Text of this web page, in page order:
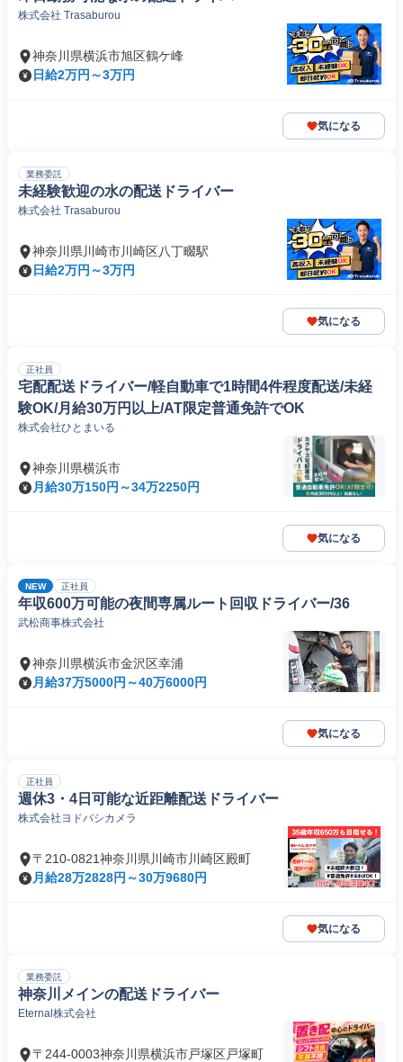
株式会社 Trasaburou
神奈川県横浜市旭区鶴ケ峰
日給2万円～3万円
気になる
業務委託
未経験歓迎の水の配送ドライバー
株式会社 Trasaburou
神奈川県川崎市川崎区八丁畷駅
日給2万円～3万円
気になる
正社員
宅配配送ドライバー/軽自動車で1時間4件程度配送/未経
験OK/月給30万円以上/AT限定普通免許でOK
株式会社ひとまいる
神奈川県横浜市
月給30万150円～34万2250円
気になる
NEW 正社員
年収600万可能の夜間専属ルート回収ドライバー/36
武松商事株式会社
神奈川県横浜市金沢区幸浦
月給37万5000円～40万6000円
気になる
正社員
週休3・4日可能な近距離配送ドライバー
株式会社ヨドバシカメラ
〒210-0821神奈川県川崎市川崎区殿町
月給28万2828円～30万9680円
気になる
業務委託
神奈川メインの配送ドライバー
Eternal株式会社
〒244-0003神奈川県横浜市戸塚区戸塚町